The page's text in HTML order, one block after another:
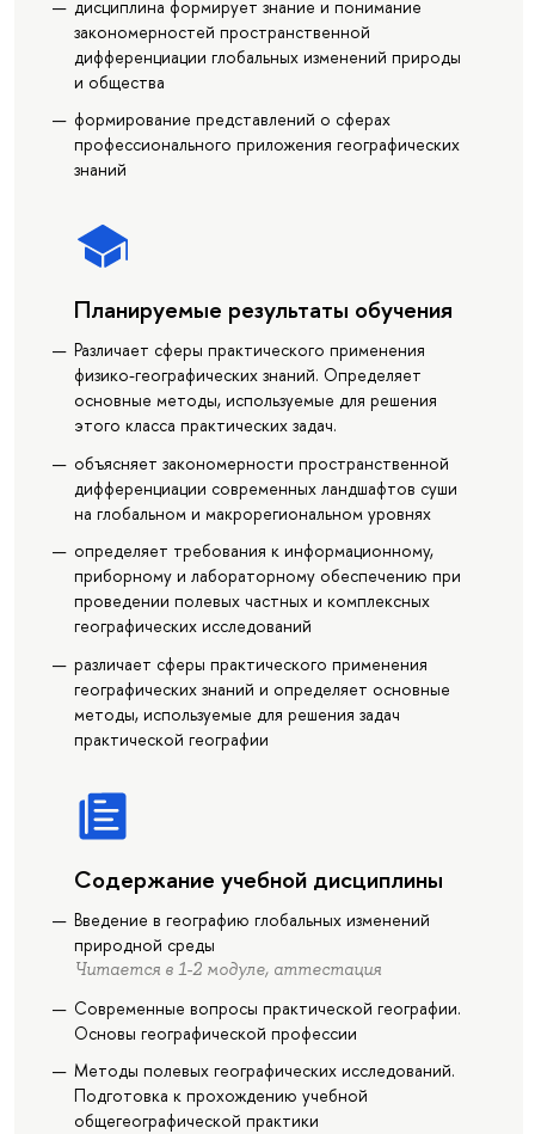
дисциплина формирует знание и понимание
закономерностей пространственной
дифференциации глобальных изменений природы
и общества
формирование представлений о сферах
профессионального приложения географических
знаний
Планируемые результаты обучения
Различает сферы практического применения
физико-географических знаний. Определяет
основные методы, используемые для решения
этого класса практических задач.
объясняет закономерности пространственной
дифференциации современных ландшафтов суши
на глобальном и макрорегиональном уровнях
определяет требования к информационному,
приборному и лабораторному обеспечению при
проведении полевых частных и комплексных
географических исследований
различает сферы практического применения
географических знаний и определяет основные
методы, используемые для решения задач
практической географии
Содержание учебной дисциплины
Введение в географию глобальных изменений
природной среды
Читается в 1-2 модуле, аттестация
Современные вопросы практической географии.
Основы географической профессии
Методы полевых географических исследований.
Подготовка к прохождению учебной
общегеографической практики